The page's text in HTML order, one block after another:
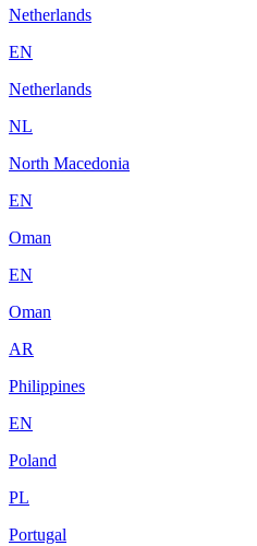
Netherlands
EN
Netherlands
NL
North Macedonia
EN
Oman
EN
Oman
AR
Philippines
EN
Poland
PL
Portugal